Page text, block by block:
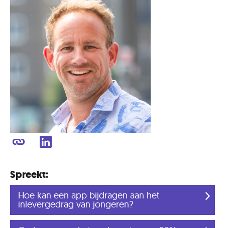
Spreekt:
Hoe kan een app bijdragen aan het
inlevergedrag van jongeren?